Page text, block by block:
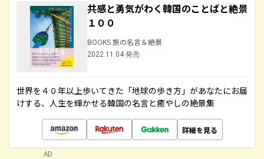
共感と勇気がわく韓国のことばと絶景
１００
BOOKS 旅の名言＆絶景
2022.11.04 発売
世界を４０年以上歩いてきた「地球の歩き方」があなたにお届
けする、人生を輝かせる韓国の名言と癒やしの絶景集
詳細を見る
AD